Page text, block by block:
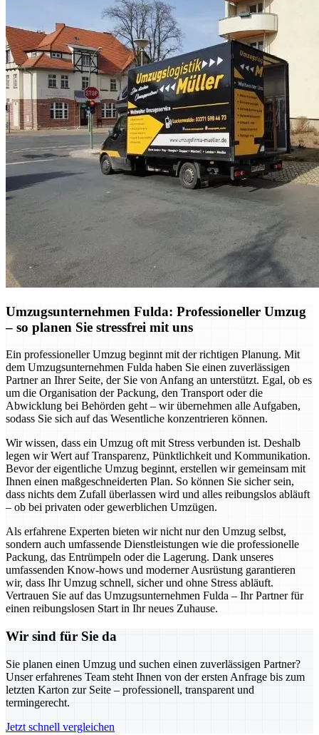
Umzugsunternehmen Fulda: Professioneller Umzug
– so planen Sie stressfrei mit uns
Ein professioneller Umzug beginnt mit der richtigen Planung. Mit
dem Umzugsunternehmen Fulda haben Sie einen zuverlässigen
Partner an Ihrer Seite, der Sie von Anfang an unterstützt. Egal, ob es
um die Organisation der Packung, den Transport oder die
Abwicklung bei Behörden geht – wir übernehmen alle Aufgaben,
sodass Sie sich auf das Wesentliche konzentrieren können.
Wir wissen, dass ein Umzug oft mit Stress verbunden ist. Deshalb
legen wir Wert auf Transparenz, Pünktlichkeit und Kommunikation.
Bevor der eigentliche Umzug beginnt, erstellen wir gemeinsam mit
Ihnen einen maßgeschneiderten Plan. So können Sie sicher sein,
dass nichts dem Zufall überlassen wird und alles reibungslos abläuft
– ob bei privaten oder gewerblichen Umzügen.
Als erfahrene Experten bieten wir nicht nur den Umzug selbst,
sondern auch umfassende Dienstleistungen wie die professionelle
Packung, das Entrümpeln oder die Lagerung. Dank unseres
umfassenden Know-hows und moderner Ausrüstung garantieren
wir, dass Ihr Umzug schnell, sicher und ohne Stress abläuft.
Vertrauen Sie auf das Umzugsunternehmen Fulda – Ihr Partner für
einen reibungslosen Start in Ihr neues Zuhause.
Wir sind für Sie da
Sie planen einen Umzug und suchen einen zuverlässigen Partner?
Unser erfahrenes Team steht Ihnen von der ersten Anfrage bis zum
letzten Karton zur Seite – professionell, transparent und
termingerecht.
Jetzt schnell vergleichen